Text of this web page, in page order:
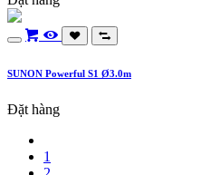
SUNON Powerful S1 Ø3.0m
Đặt hàng
1